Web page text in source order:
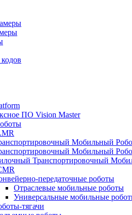
ПО Vision Master
Мобильный
Мобильный
Транспортировочный
передаточные роботы
Отраслевые мобильные роботы
Универсальные мобильные
тягачи